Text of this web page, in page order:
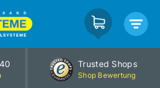
Trusted Shops
Shop Bewertung